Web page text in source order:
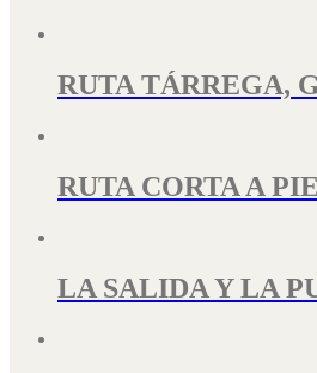
RUTA TÁRREGA,
RUTA CORTA A
LA SALIDA Y LA